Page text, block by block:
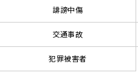
誹謗中傷
交通事故
犯罪被害者